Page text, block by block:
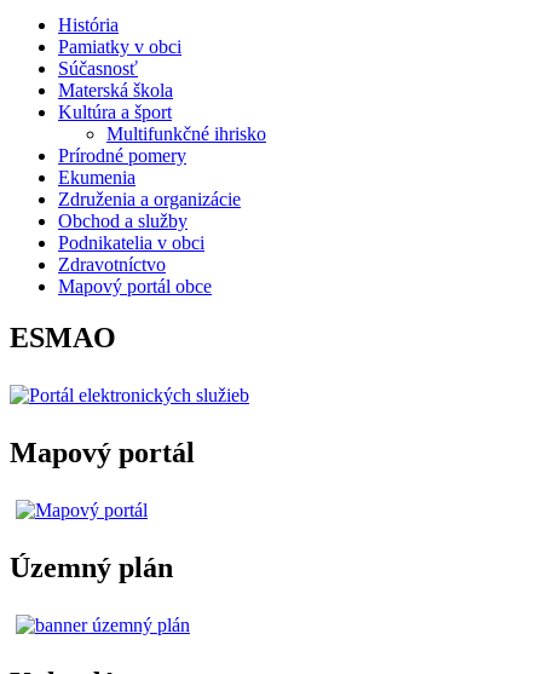
História
Pamiatky v obci
Súčasnosť
Materská škola
Kultúra a šport
Multifunkčné ihrisko
Prírodné pomery
Ekumenia
Združenia a organizácie
Obchod a služby
Podnikatelia v obci
Zdravotníctvo
Mapový portál obce
ESMAO
Mapový portál
Územný plán